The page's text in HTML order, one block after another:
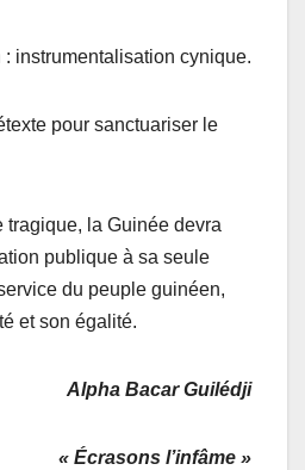
instrumentalisation cynique.
pour sanctuariser le
tragique, la Guinée devra
publique à sa seule
du peuple guinéen,
et son égalité.
Alpha Bacar Guilédji
« Écrasons l’infâme »